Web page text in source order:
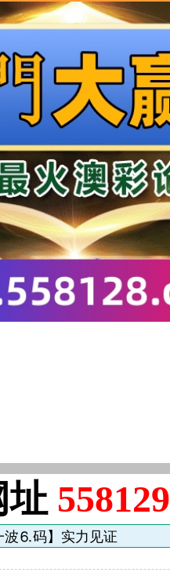
址 558129
波⒍码】实力见证